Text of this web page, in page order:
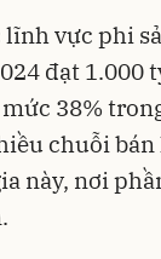
vực phi
đạt 1.000
38%
chuỗi
này, nơi